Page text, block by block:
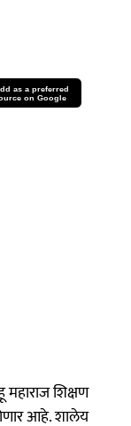
as a preferred
on Google
महाराज शिक्षण
आहे. शालेय